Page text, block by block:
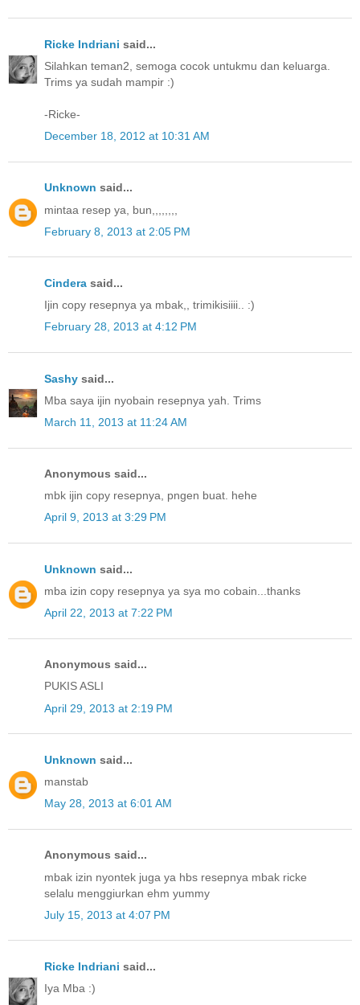
Ricke Indriani said...
Silahkan teman2, semoga cocok untukmu dan keluarga.
Trims ya sudah mampir :)
-Ricke-
December 18, 2012 at 10:31 AM
Unknown said...
mintaa resep ya, bun,,,,,,,,
February 8, 2013 at 2:05 PM
Cindera said...
Ijin copy resepnya ya mbak,, trimikisiiii.. :)
February 28, 2013 at 4:12 PM
Sashy said...
Mba saya ijin nyobain resepnya yah. Trims
March 11, 2013 at 11:24 AM
Anonymous said...
mbk ijin copy resepnya, pngen buat. hehe
April 9, 2013 at 3:29 PM
Unknown said...
mba izin copy resepnya ya sya mo cobain...thanks
April 22, 2013 at 7:22 PM
Anonymous said...
PUKIS ASLI
April 29, 2013 at 2:19 PM
Unknown said...
manstab
May 28, 2013 at 6:01 AM
Anonymous said...
mbak izin nyontek juga ya hbs resepnya mbak ricke
selalu menggiurkan ehm yummy
July 15, 2013 at 4:07 PM
Ricke Indriani said...
Iya Mba :)